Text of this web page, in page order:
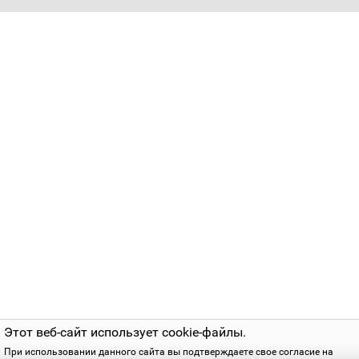
Этот веб-сайт использует cookie-файлы.
При использовании данного сайта вы подтверждаете свое согласие на